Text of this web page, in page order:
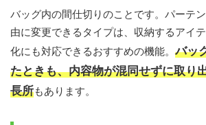
バッグ内の間仕切りのことです。パーテ
由に変更できるタイプは、収納するアイ
化にも対応できるおすすめの機能。バッ
たときも、内容物が混同せずに取り
長所もあります。